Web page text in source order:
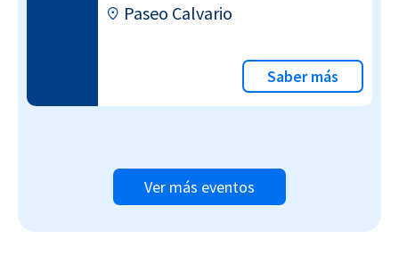
Paseo Calvario
Saber más
Ver más eventos